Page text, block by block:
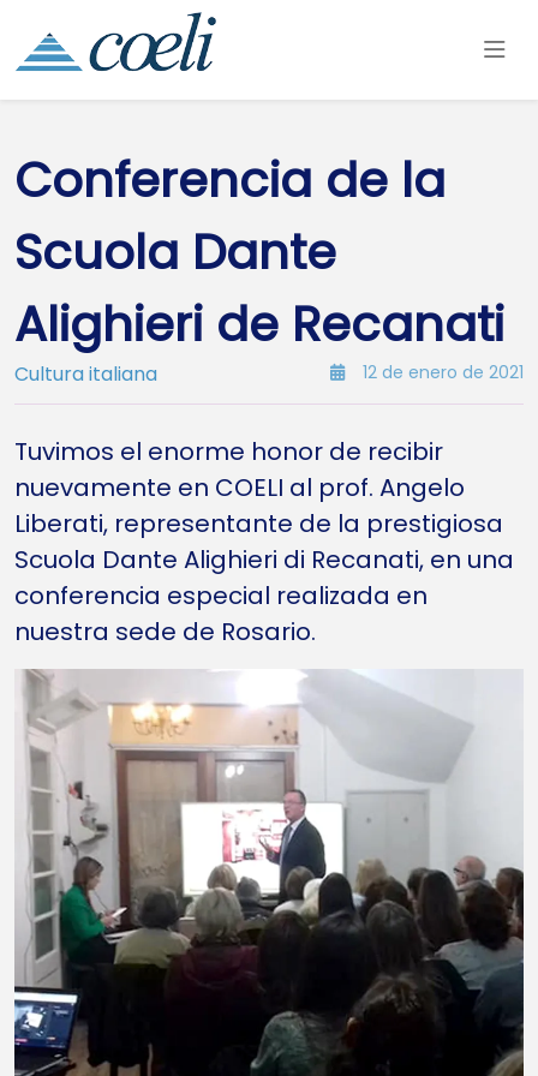
Conferencia de la
Scuola Dante
Alighieri de Recanati
Cultura italiana 12 de enero de 2021
Tuvimos el enorme honor de recibir
nuevamente en COELI al prof. Angelo
Liberati, representante de la prestigiosa
Scuola Dante Alighieri di Recanati, en una
conferencia especial realizada en
nuestra sede de Rosario.